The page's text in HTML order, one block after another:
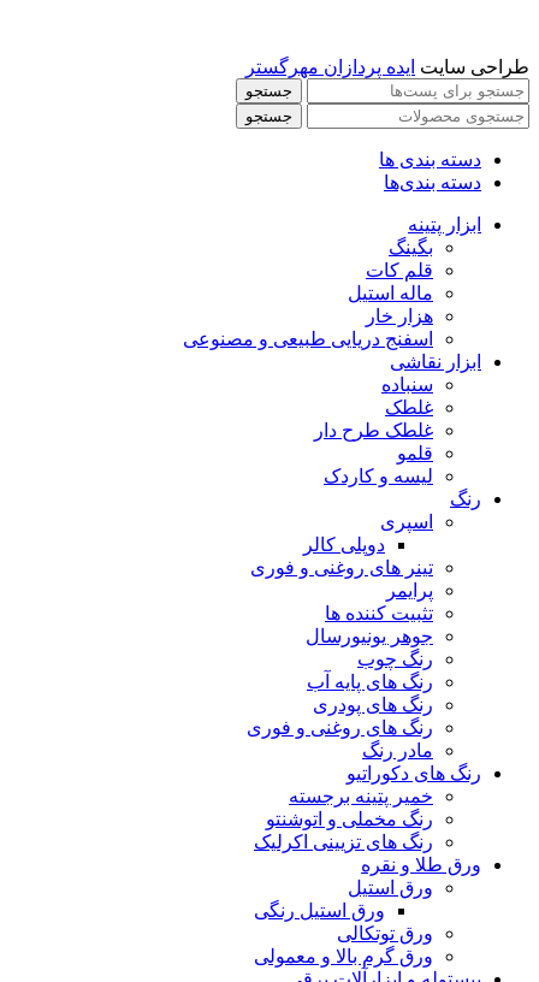
طراحی سایت ایده پردازان مهرگستر
جستجو
جستجو
دسته بندی ها
دسته بندی‌ها
ابزار پتینه
بگینگ
قلم کات
ماله استیل
هزار خار
اسفنج دریایی طبیعی و مصنوعی
ابزار نقاشی
سنباده
غلطک
غلطک طرح دار
قلمو
لیسه و کاردک
رنگ
اسپری
دوپلی کالر
تینر های روغنی و فوری
پرایمر
تثبیت کننده ها
جوهر یونیورسال
رنگ چوب
رنگ‌ های پایه آب
رنگ های پودری
رنگ‌ های روغنی و فوری
مادر رنگ
رنگ های دکوراتیو
خمیر پتینه برجسته
رنگ مخملی و اتوشنتو
رنگ های تزیینی اکرلیک
ورق طلا و نقره
ورق استیل
ورق استیل رنگی
ورق توتکالی
ورق گرم بالا و معمولی